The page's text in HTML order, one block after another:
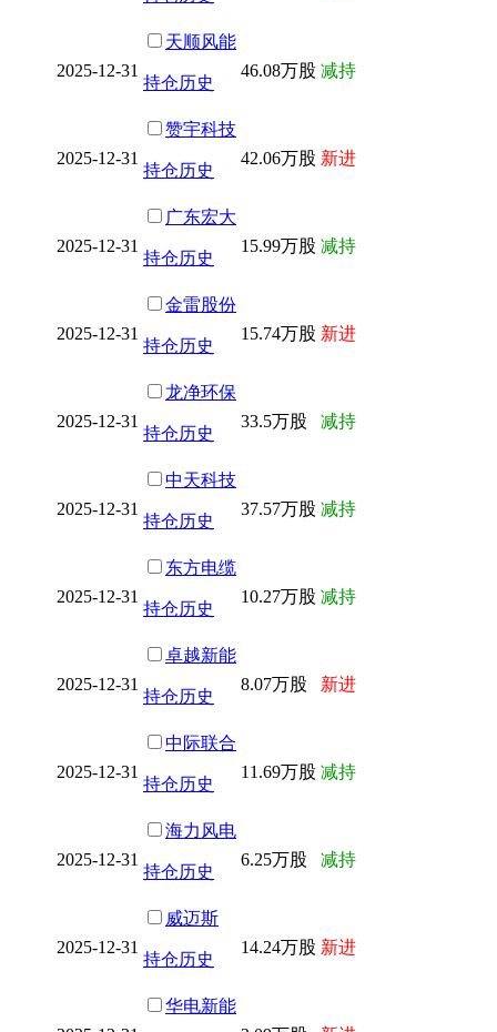
2025-12-31
天顺风能
持仓历史
46.08万股 减持
2025-12-31
赞宇科技
持仓历史
42.06万股 新进
2025-12-31
广东宏大
持仓历史
15.99万股 减持
2025-12-31
金雷股份
持仓历史
15.74万股 新进
2025-12-31
龙净环保
持仓历史
33.5万股 减持
2025-12-31
中天科技
持仓历史
37.57万股 减持
2025-12-31
东方电缆
持仓历史
10.27万股 减持
2025-12-31
卓越新能
持仓历史
8.07万股 新进
2025-12-31
中际联合
持仓历史
11.69万股 减持
2025-12-31
海力风电
持仓历史
6.25万股 减持
2025-12-31
威迈斯
持仓历史
14.24万股 新进
华电新能